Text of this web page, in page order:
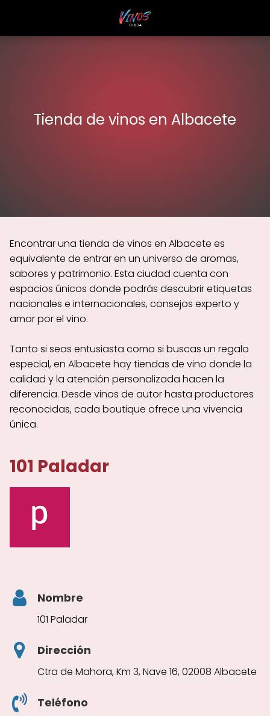
Tienda de vinos en Albacete
Encontrar una tienda de vinos en Albacete es
equivalente de entrar en un universo de aromas,
sabores y patrimonio. Esta ciudad cuenta con
espacios únicos donde podrás descubrir etiquetas
nacionales e internacionales, consejos experto y
amor por el vino.
Tanto si seas entusiasta como si buscas un regalo
especial, en Albacete hay tiendas de vino donde la
calidad y la atención personalizada hacen la
diferencia. Desde vinos de autor hasta productores
reconocidas, cada boutique ofrece una vivencia
única.
101 Paladar
Nombre
101 Paladar
Dirección
Ctra de Mahora, Km 3, Nave 16, 02008 Albacete
Teléfono